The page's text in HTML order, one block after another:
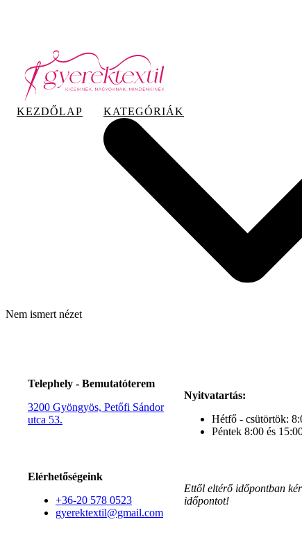
KEZDŐLAP KATEGÓRIÁK
Nem ismert nézet
Telephely - Bemutatóterem
3200 Gyöngyös, Petőfi Sándor
utca 53.
Elérhetőségeink
+36-20 578 0523
gyerektextil@gmail.com
Nyitvatartás:
Hétfő - csütörtök:
Péntek 8:00 és
Ettől eltérő időpontban
időpontot!